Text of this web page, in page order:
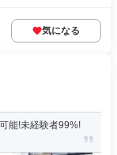
気になる
能!未経験者99%!